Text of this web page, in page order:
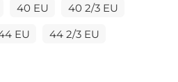
40 EU
40 2/3 EU
EU 44 2/3 EU